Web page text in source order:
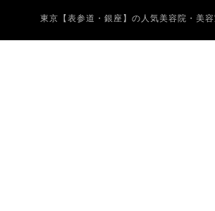
東京【表参道・銀座】の人気美容院・